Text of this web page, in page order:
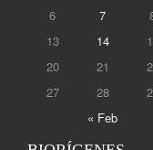
« Feb
6
7
13
14
20
21
27
28